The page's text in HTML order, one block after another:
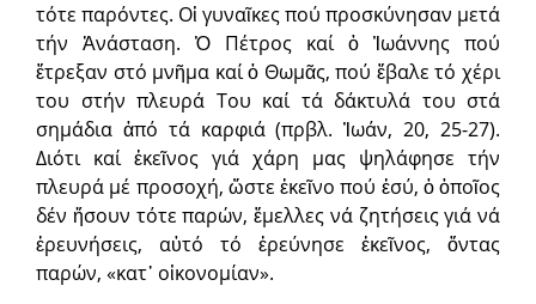
τότε παρόντες. Οἱ γυναῖκες πού προσκύνησαν μετά
τήν Ἀνάσταση. Ὁ Πέτρος καί ὁ Ἰωάννης πού
ἔτρεξαν στό μνῆμα καί ὁ Θωμᾶς, πού ἔβαλε τό χέρι
του στήν πλευρά Του καί τά δάκτυλά του στά
σημάδια ἀπό τά καρφιά (πρβλ. Ἰωάν, 20, 25-27).
Διότι καί ἐκεῖνος γιά χάρη μας ψηλάφησε τήν
πλευρά μέ προσοχή, ὥστε ἐκεῖνο πού ἐσύ, ὁ ὁποῖος
δέν ἤσουν τότε παρών, ἔμελλες νά ζητήσεις γιά νά
ἐρευνήσεις, αὐτό τό ἐρεύνησε ἐκεῖνος, ὄντας
παρών, «κατ᾽ οἰκονομίαν».